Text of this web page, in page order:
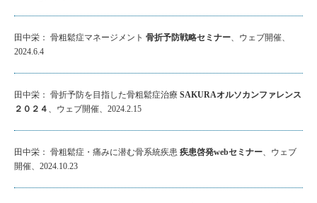
田中栄： 骨粗鬆症マネージメント 骨折予防戦略セミナー、ウェブ開催、
2024.6.4
田中栄： 骨折予防を目指した骨粗鬆症治療 SAKURAオルソカンファレンス
２０２４ 、ウェブ開催、2024.2.15
田中栄： 骨粗鬆症・痛みに潜む骨系統疾患 疾患啓発webセミナー、ウェブ
開催、2024.10.23